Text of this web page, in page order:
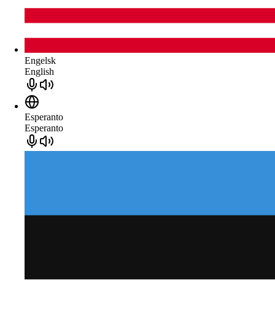
Engelsk
English
Esperanto
Esperanto